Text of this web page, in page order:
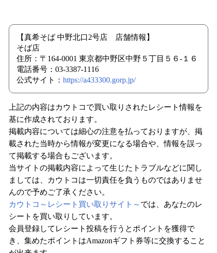
【真希そば 中野北口2号店 店舗情報】
そば店
住所：〒164-0001 東京都中野区中野５丁目５６-１６
電話番号：03-3387-1116
公式サイト： https://a433300.gorp.jp/
上記の内容はカウトコで買い取りされたレシート情報を
基に作成されております。
掲載内容については細心の注意を払っておりますが、掲
載された当時から情報が変更になる場合や、情報を誤っ
て掲載する場合もございます。
当サイトの掲載内容によって生じたトラブルなどに関し
ましては、カウトコは一切責任を負うものではありませ
んので予めご了承ください。
カウトコ～レシート買い取りサイト～ では、あなたのレ
シートを買い取りしています。
会員登録してレシート投稿を行うとポイントを獲得で
き、集めたポイントはAmazonギフト券等に交換すること